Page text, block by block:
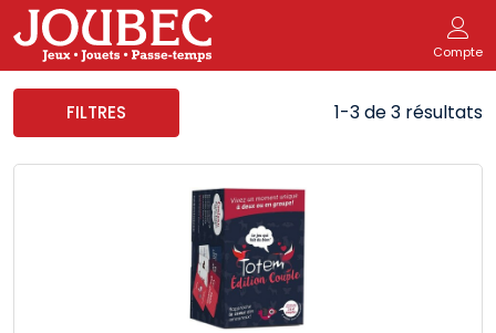
Compte
FILTRES 1-3 de 3 résultats